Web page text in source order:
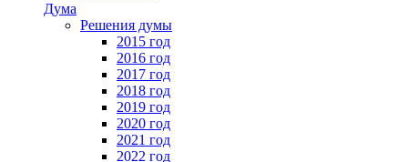
Дума
Решения думы
2015 год
2016 год
2017 год
2018 год
2019 год
2020 год
2021 год
2022 год